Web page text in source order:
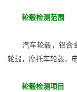
轮毂检测范围
汽车轮毂，铝合金
轮毂，摩托车轮毂，
轮毂检测项目